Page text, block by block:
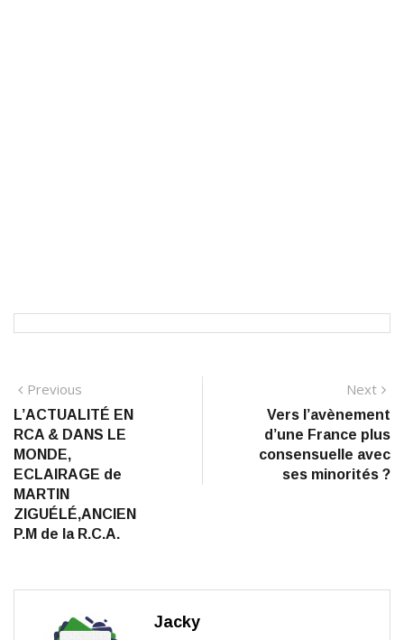
Navigation
de
l’article
Previous
post:
L’ACTUALITÉ EN
RCA & DANS LE
MONDE,
ECLAIRAGE de
MARTIN
ZIGUÉLÉ,ANCIEN
P.M de la R.C.A.
Next
Vers l’avènement
d’une France plus
consensuelle avec
ses minorités ?
Jacky